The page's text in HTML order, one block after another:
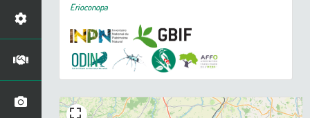
Erioconopa